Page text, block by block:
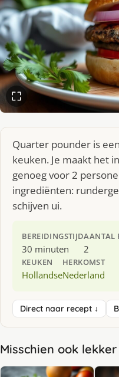
Quarter pounder is
keuken. Je maakt het
genoeg voor 2
ingrediënten:
schijven ui.
BEREIDINGSTIJD
30 minuten
AANTAL
2
KEUKEN
Hollandse
HERKOMST
Nederland
Direct naar recept ↓
Misschien ook lekker